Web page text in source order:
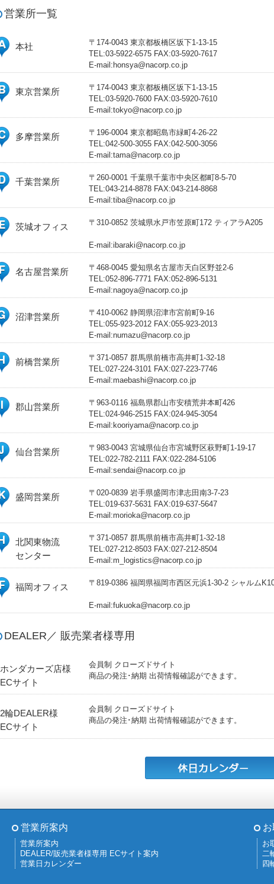
営業所一覧
本社
〒174-0043 東京都板橋区坂下1-13-15
TEL:03-5922-6575 FAX:03-5920-7617
E-mail:honsya@nacorp.co.jp
東京営業所
〒174-0043 東京都板橋区坂下1-13-15
TEL:03-5920-7600 FAX:03-5920-7610
E-mail:tokyo@nacorp.co.jp
多摩営業所
〒196-0004 東京都昭島市緑町4-26-22
TEL:042-500-3055 FAX:042-500-3056
E-mail:tama@nacorp.co.jp
千葉営業所
〒260-0001 千葉県千葉市中央区都町8-5-70
TEL:043-214-8878 FAX:043-214-8868
E-mail:tiba@nacorp.co.jp
茨城オフィス 〒310-0852 茨城県水戸市笠原町172 ティアラA205
E-mail:ibaraki@nacorp.co.jp
名古屋営業所
〒468-0045 愛知県名古屋市天白区野並2-6
TEL:052-896-7771 FAX:052-896-5131
E-mail:nagoya@nacorp.co.jp
沼津営業所
〒410-0062 静岡県沼津市宮前町9-16
TEL:055-923-2012 FAX:055-923-2013
E-mail:numazu@nacorp.co.jp
前橋営業所
〒371-0857 群馬県前橋市高井町1-32-18
TEL:027-224-3101 FAX:027-223-7746
E-mail:maebashi@nacorp.co.jp
郡山営業所
〒963-0116 福島県郡山市安積荒井本町426
TEL:024-946-2515 FAX:024-945-3054
E-mail:kooriyama@nacorp.co.jp
仙台営業所
〒983-0043 宮城県仙台市宮城野区萩野町1-19-17
TEL:022-782-2111 FAX:022-284-5106
E-mail:sendai@nacorp.co.jp
盛岡営業所
〒020-0839 岩手県盛岡市津志田南3-7-23
TEL:019-637-5631 FAX:019-637-5647
E-mail:morioka@nacorp.co.jp
北関東物流
センター
〒371-0857 群馬県前橋市高井町1-32-18
TEL:027-212-8503 FAX:027-212-8504
E-mail:m_logistics@nacorp.co.jp
福岡オフィス 〒819-0386 福岡県福岡市西区元浜1-30-2 シャルム
E-mail:fukuoka@nacorp.co.jp
DEALER／ 販売業者様専用
ホンダカーズ店様
ECサイト
会員制 クローズドサイト
商品の発注･納期 出荷情報確認ができます。
2輪DEALER様
ECサイト
会員制 クローズドサイト
商品の発注･納期 出荷情報確認ができます。
営業所案内
営業所案内
DEALER/販売業者様専用 ECサイト案内
営業日カレンダー
お
二
四